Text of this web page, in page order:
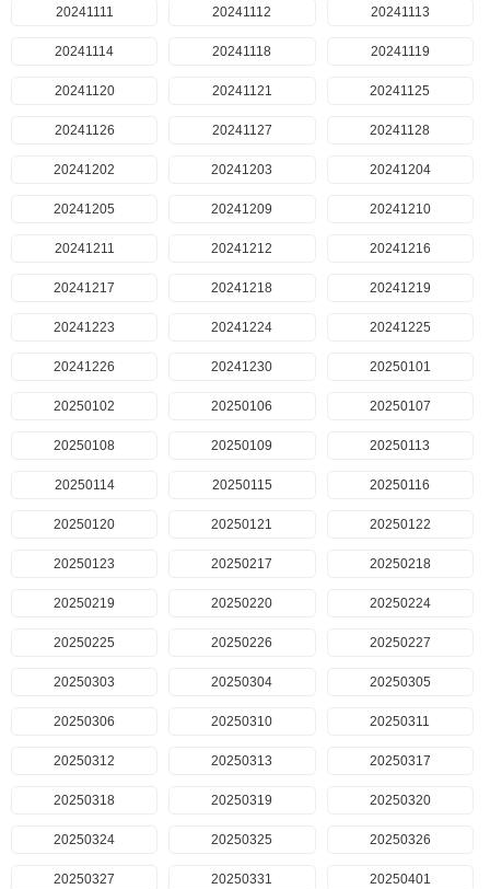
20241111 20241112 20241113
20241114 20241118 20241119
20241120 20241121 20241125
20241126 20241127 20241128
20241202 20241203 20241204
20241205 20241209 20241210
20241211 20241212 20241216
20241217 20241218 20241219
20241223 20241224 20241225
20241226 20241230 20250101
20250102 20250106 20250107
20250108 20250109 20250113
20250114 20250115 20250116
20250120 20250121 20250122
20250123 20250217 20250218
20250219 20250220 20250224
20250225 20250226 20250227
20250303 20250304 20250305
20250306 20250310 20250311
20250312 20250313 20250317
20250318 20250319 20250320
20250324 20250325 20250326
20250327 20250331 20250401